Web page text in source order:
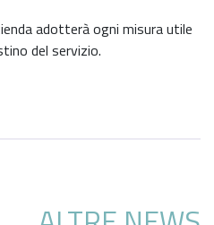
adotterà ogni misura utile
del servizio.